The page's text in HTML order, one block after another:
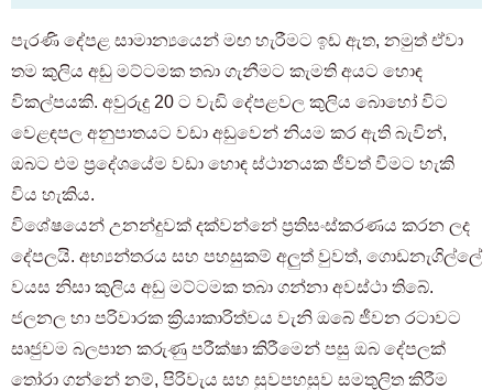
පැරණි දේපළ සාමාන්‍යයෙන් මඟ හැරීමට ඉඩ ඇත, නමුත් ඒවා
තම කුලිය අඩු මට්ටමක තබා ගැනීමට කැමති අයට හොඳ
විකල්පයකි. අවුරුදු 20 ට වැඩි දේපළවල කුලිය බොහෝ විට
වෙළඳපල අනුපාතයට වඩා අඩුවෙන් නියම කර ඇති බැවින්,
ඔබට එම ප්‍රදේශයේම වඩා හොඳ ස්ථානයක ජීවත් වීමට හැකි
විය හැකිය.
විශේෂයෙන් උනන්දුවක් දක්වන්නේ ප්‍රතිසංස්කරණය කරන ලද
දේපලයි. අභ්‍යන්තරය සහ පහසුකම් අලුත් වුවත්, ගොඩනැගිල්ලේ
වයස නිසා කුලිය අඩු මට්ටමක තබා ගන්නා අවස්ථා තිබේ.
ජලනල හා පරිවාරක ක්‍රියාකාරිත්වය වැනි ඔබේ ජීවන රටාවට
සෘජුවම බලපාන කරුණු පරීක්ෂා කිරීමෙන් පසු ඔබ දේපලක්
තෝරා ගන්නේ නම්, පිරිවැය සහ සුවපහසුව සමතුලිත කිරීම